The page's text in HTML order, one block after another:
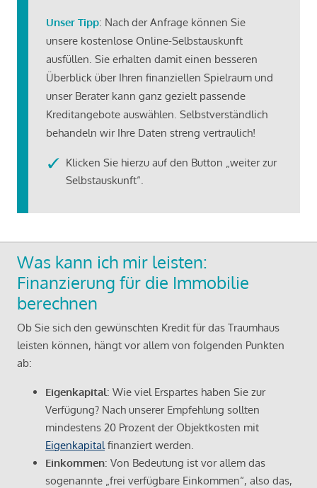
Unser Tipp: Nach der Anfrage können Sie
unsere kostenlose Online-Selbstauskunft
ausfüllen. Sie erhalten damit einen besseren
Überblick über Ihren finanziellen Spielraum und
unser Berater kann ganz gezielt passende
Kreditangebote auswählen. Selbstverständlich
behandeln wir Ihre Daten streng vertraulich!
Klicken Sie hierzu auf den Button „weiter zur
Selbstauskunft“.
Was kann ich mir leisten:
Finanzierung für die Immobilie
berechnen
Ob Sie sich den gewünschten Kredit für das Traumhaus
leisten können, hängt vor allem von folgenden Punkten
ab:
Eigenkapital: Wie viel Erspartes haben Sie zur
Verfügung? Nach unserer Empfehlung sollten
mindestens 20 Prozent der Objektkosten mit
Eigenkapital finanziert werden.
Einkommen: Von Bedeutung ist vor allem das
sogenannte „frei verfügbare Einkommen“, also das,